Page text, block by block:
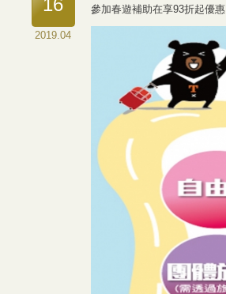
16
2019.04
參加春遊補助在享93折起優惠